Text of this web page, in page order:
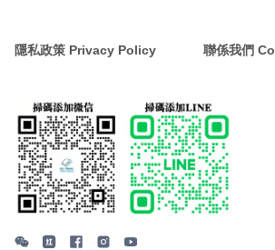
隱私政策 Privacy Policy 聯係我們